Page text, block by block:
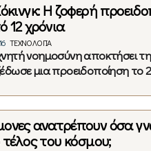
Η ζοφερή
12 χρόνια
ΤΕΧΝΟΛΟΓΊΑ
νοημοσύνη αποκτήσει
μια προειδοποίηση το
ανατρέπουν όσα
τέλος του κόσμου;